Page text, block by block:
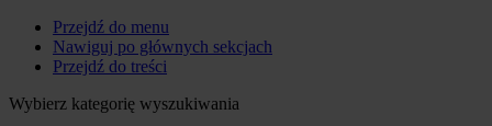
Przejdź do menu
Nawiguj po głównych sekcjach
Przejdź do treści
Wybierz kategorię wyszukiwania